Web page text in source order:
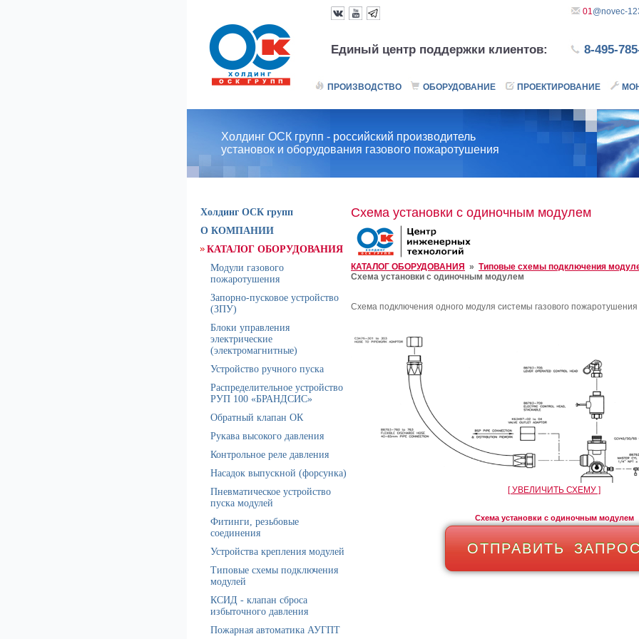
01@novec-
Единый центр поддержки клиентов: 8-495-
ПРОИЗВОДСТВО ОБОРУДОВАНИЕ ПРОЕКТИРОВАНИЕ
Холдинг ОСК групп - российский производитель
установок и оборудования газового пожаротушения
Холдинг ОСК групп
О КОМПАНИИ
КАТАЛОГ ОБОРУДОВАНИЯ
Модули газового
пожаротушения
Запорно-пусковое устройство
(ЗПУ)
Блоки управления
электрические
(электромагнитные)
Устройство ручного пуска
Распределительное устройство
РУП 100 «БРАНДСИС»
Обратный клапан ОК
Рукава высокого давления
Контрольное реле давления
Насадок выпускной (форсунка)
Пневматическое устройство
пуска модулей
Фитинги, резьбовые
соединения
Устройства крепления модулей
Типовые схемы подключения
модулей
КСИД - клапан сброса
избыточного давления
Пожарная автоматика АУГПТ
Схема установки с одиночным модулем
КАТАЛОГ ОБОРУДОВАНИЯ » Типовые схемы подключения
Схема установки с одиночным модулем
Схема подключения одного модуля системы газового
[ УВЕЛИЧИТЬ СХЕМУ ]
Схема установки с одиночным модулем
ОТПРАВИТЬ